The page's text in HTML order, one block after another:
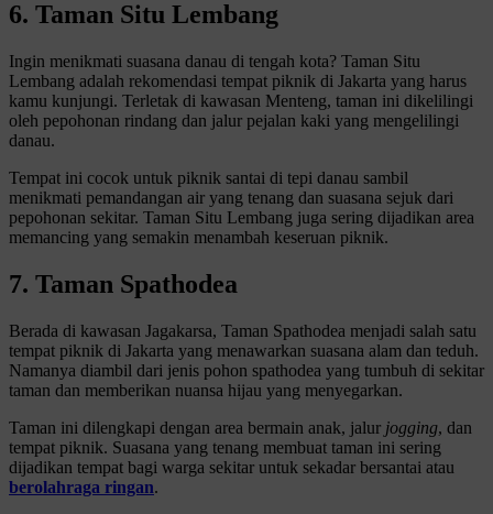
6. Taman Situ Lembang
Ingin menikmati suasana danau di tengah kota? Taman Situ
Lembang adalah rekomendasi tempat piknik di Jakarta yang harus
kamu kunjungi. Terletak di kawasan Menteng, taman ini dikelilingi
oleh pepohonan rindang dan jalur pejalan kaki yang mengelilingi
danau.
Tempat ini cocok untuk piknik santai di tepi danau sambil
menikmati pemandangan air yang tenang dan suasana sejuk dari
pepohonan sekitar. Taman Situ Lembang juga sering dijadikan area
memancing yang semakin menambah keseruan piknik.
7. Taman Spathodea
Berada di kawasan Jagakarsa, Taman Spathodea menjadi salah satu
tempat piknik di Jakarta yang menawarkan suasana alam dan teduh.
Namanya diambil dari jenis pohon spathodea yang tumbuh di sekitar
taman dan memberikan nuansa hijau yang menyegarkan.
Taman ini dilengkapi dengan area bermain anak, jalur jogging, dan
tempat piknik. Suasana yang tenang membuat taman ini sering
dijadikan tempat bagi warga sekitar untuk sekadar bersantai atau
berolahraga ringan.